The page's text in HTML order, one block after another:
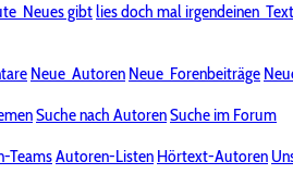
Neues gibtlies doch mal irgendeinen
Neue Autoren Neue Forenbeiträge
Suche nach AutorenSuche im Forum
TeamsAutoren-Listen Hörtext-Autoren